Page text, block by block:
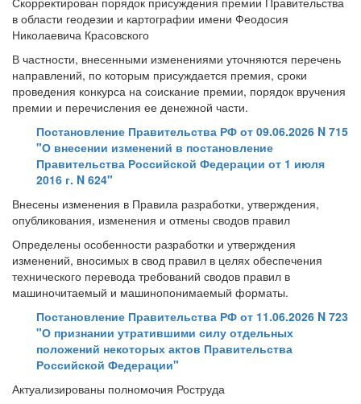
в области геодезии и картографии имени Феодосия
Николаевича Красовского
В частности, внесенными изменениями уточняются перечень
направлений, по которым присуждается премия, сроки
проведения конкурса на соискание премии, порядок вручения
премии и перечисления ее денежной части.
Постановление Правительства РФ от 09.06.2026 N 715
"О внесении изменений в постановление
Правительства Российской Федерации от 1 июля
2016 г. N 624"
Внесены изменения в Правила разработки, утверждения,
опубликования, изменения и отмены сводов правил
Определены особенности разработки и утверждения
изменений, вносимых в свод правил в целях обеспечения
технического перевода требований сводов правил в
машиночитаемый и машинопонимаемый форматы.
Постановление Правительства РФ от 11.06.2026 N 723
"О признании утратившими силу отдельных
положений некоторых актов Правительства
Российской Федерации"
Актуализированы полномочия Роструда